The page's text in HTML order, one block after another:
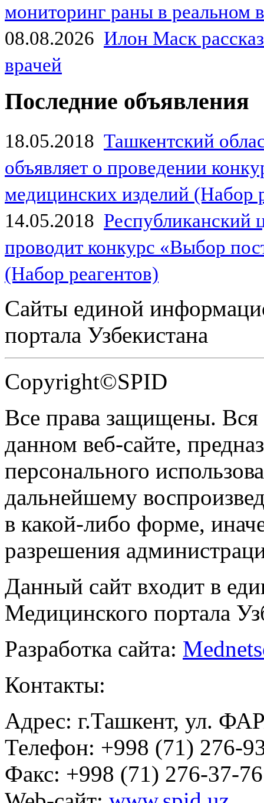
мониторинг раны в реальном
08.08.2026 Илон Маск
врачей
Последние объявления
18.05.2018 Ташкентский
объявляет о проведении
медицинских изделий (Набор
14.05.2018
проводит конкурс «Выбор
(Набор реагентов)
Сайты единой
портала Узбекистана
Copyright©SPID
Все права защищены.
данном веб-сайте,
персонального
дальнейшему
в какой-либо форме,
разрешения
Данный сайт входит в
Медицинского портала
Разработка сайта:
Контакты:
Адрес: г.Ташкент, ул.
Телефон: +998 (71) 276-
Факс: +998 (71) 276-37-76